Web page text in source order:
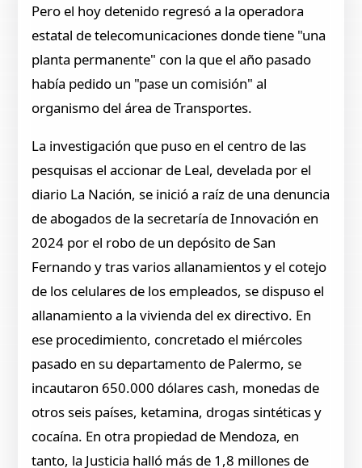
Pero el hoy detenido regresó a la operadora
estatal de telecomunicaciones donde tiene "una
planta permanente" con la que el año pasado
había pedido un "pase un comisión" al
organismo del área de Transportes.
La investigación que puso en el centro de las
pesquisas el accionar de Leal, develada por el
diario La Nación, se inició a raíz de una denuncia
de abogados de la secretaría de Innovación en
2024 por el robo de un depósito de San
Fernando y tras varios allanamientos y el cotejo
de los celulares de los empleados, se dispuso el
allanamiento a la vivienda del ex directivo. En
ese procedimiento, concretado el miércoles
pasado en su departamento de Palermo, se
incautaron 650.000 dólares cash, monedas de
otros seis países, ketamina, drogas sintéticas y
cocaína. En otra propiedad de Mendoza, en
tanto, la Justicia halló más de 1,8 millones de